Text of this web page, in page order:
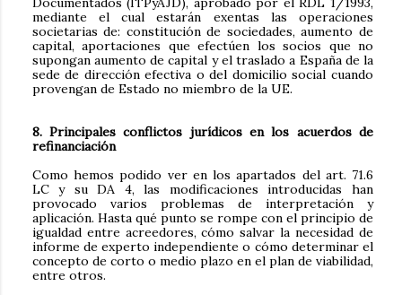
mediante el cual estarán exentas las operaciones
societarias de: constitución de sociedades, aumento de
capital, aportaciones que efectúen los socios que no
supongan aumento de capital y el traslado a España de la
sede de dirección efectiva o del domicilio social cuando
provengan de Estado no miembro de la UE.
8. Principales conflictos jurídicos en los acuerdos de
refinanciación
Como hemos podido ver en los apartados del art. 71.6
LC y su DA 4, las modificaciones introducidas han
provocado varios problemas de interpretación y
aplicación. Hasta qué punto se rompe con el principio de
igualdad entre acreedores, cómo salvar la necesidad de
informe de experto independiente o cómo determinar el
concepto de corto o medio plazo en el plan de viabilidad,
entre otros.